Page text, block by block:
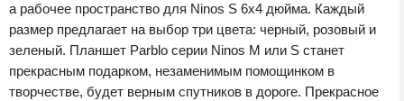
а рабочее пространство для Ninos S 6х4 дюйма. Каждый
размер предлагает на выбор три цвета: черный, розовый и
зеленый. Планшет Parblo серии Ninos M или S станет
прекрасным подарком, незаменимым помощинком в
творчестве, будет верным спутников в дороге. Прекрасное